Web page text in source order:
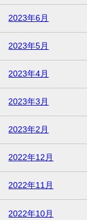
2023年6月
2023年5月
2023年4月
2023年3月
2023年2月
2022年12月
2022年11月
2022年10月